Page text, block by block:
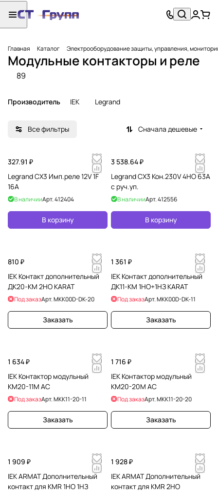
Главная Каталог Электрооборудование защиты, управления,
Модульные контакторы и реле
89
Производитель IEK Legrand
Все фильтры Сначала дешевые
327.91 ₽
Legrand CX3 Имп.реле 12V 1F
16A
В наличииАрт.412404
В корзину
3 538.64 ₽
Legrand CX3 Кон.230V 4НО 63А
с руч.уп.
В наличииАрт.412556
В корзину
810 ₽
IEK Контакт дополнительный
ДК20-КМ 2НО KARAT
Под заказАрт.MKK00D-DK-20
Заказать
1 361 ₽
IEK Контакт дополнительный
ДК11-КМ 1НО+1НЗ KARAT
Под заказАрт.MKK00D-DK-11
Заказать
1 634 ₽
IEK Контактор модульный
КМ20-11М AC
Под заказАрт.MKK11-20-11
Заказать
1 716 ₽
IEK Контактор модульный
КМ20-20М AC
Под заказАрт.MKK11-20-20
Заказать
1 909 ₽
IEK ARMAT Дополнительный
контакт для KMR 1НО 1НЗ
1 928 ₽
IEK ARMAT Дополнительный
контакт для KMR 2НО